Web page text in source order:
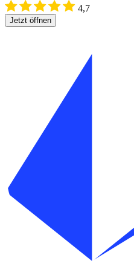
4,7
Jetzt öffnen